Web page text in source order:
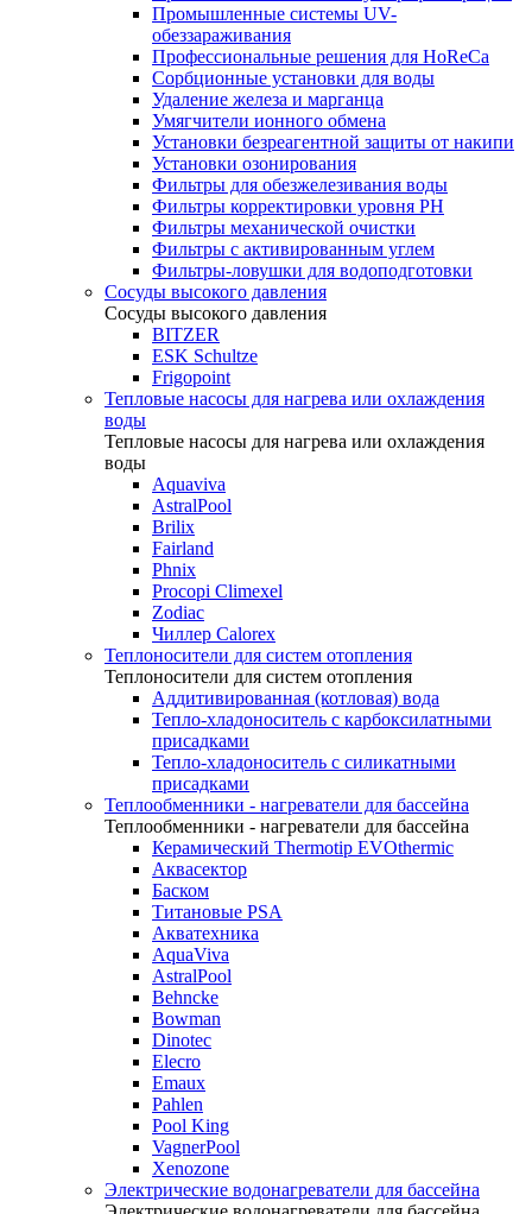
Промышленные системы UV-
обеззараживания
Профессиональные решения для HoReCa
Сорбционные установки для воды
Удаление железа и марганца
Умягчители ионного обмена
Установки безреагентной защиты от накипи
Установки озонирования
Фильтры для обезжелезивания воды
Фильтры корректировки уровня PH
Фильтры механической очистки
Фильтры с активированным углем
Фильтры-ловушки для водоподготовки
Сосуды высокого давления
Сосуды высокого давления
BITZER
ESK Schultze
Frigopoint
Тепловые насосы для нагрева или охлаждения
воды
Тепловые насосы для нагрева или охлаждения
воды
Aquaviva
AstralPool
Brilix
Fairland
Phnix
Procopi Climexel
Zodiac
Чиллер Calorex
Теплоносители для систем отопления
Теплоносители для систем отопления
Аддитивированная (котловая) вода
Тепло-хладоноситель с карбоксилатными
присадками
Тепло-хладоноситель с силикатными
присадками
Теплообменники - нагреватели для бассейна
Теплообменники - нагреватели для бассейна
Керамический Thermotip EVOthermic
Аквасектор
Баском
Титановые PSA
Акватехника
AquaViva
AstralPool
Behncke
Bowman
Dinotec
Elecro
Emaux
Pahlen
Pool King
VagnerPool
Xenozone
Электрические водонагреватели для бассейна